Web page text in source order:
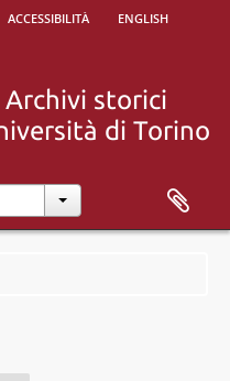
accessibilità
english